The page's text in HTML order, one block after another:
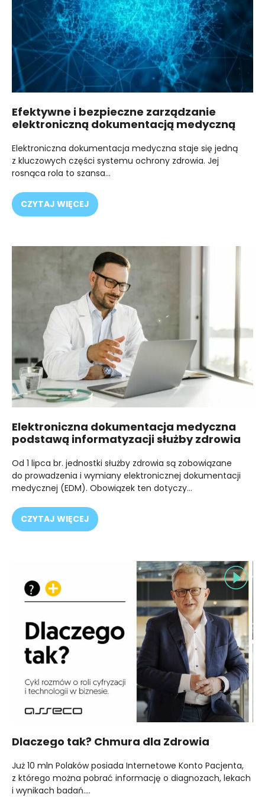
Efektywne i bezpieczne zarządzanie
elektroniczną dokumentacją medyczną
Elektroniczna dokumentacja medyczna staje się jedną
z kluczowych części systemu ochrony zdrowia. Jej
rosnąca rola to szansa…
CZYTAJ WIĘCEJ
Elektroniczna dokumentacja medyczna
podstawą informatyzacji służby zdrowia
Od 1 lipca br. jednostki służby zdrowia są zobowiązane
do prowadzenia i wymiany elektronicznej dokumentacji
medycznej (EDM). Obowiązek ten dotyczy…
CZYTAJ WIĘCEJ
Dlaczego tak? Chmura dla Zdrowia
Już 10 mln Polaków posiada Internetowe Konto Pacjenta,
z którego można pobrać informację o diagnozach, lekach
i wynikach badań.…